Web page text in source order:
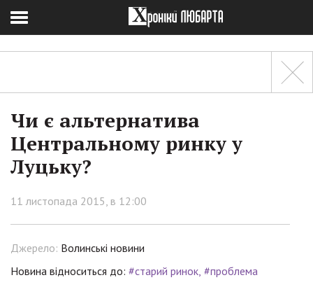
Чи є альтернатива
Центральному ринку у
Луцьку?
11 листопада 2015, в 12:00
Джерело: Волинські новини
Новина відноситься до: #старий ринок #проблема